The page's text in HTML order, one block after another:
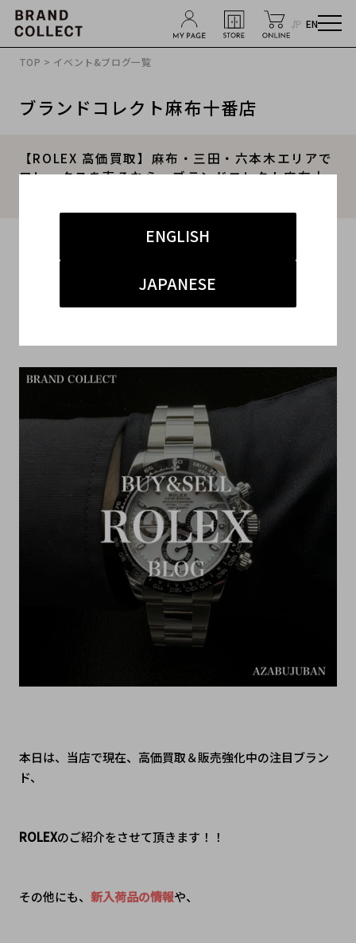
JP EN
ENGLISH
JAPANESE
TOP > イベント&ブログ一覧
ブランドコレクト麻布十番店
【ROLEX 高価買取】麻布・三田・六本木エリアで
ロレックスを売るなら、ブランドコレクト麻布十
#ブランド買取キャンペーン
本日は、当店で現在、高価買取＆販売強化中の注目ブラン
ド、
ROLEXのご紹介をさせて頂きます！！
その他にも、 新入荷品の情報や、